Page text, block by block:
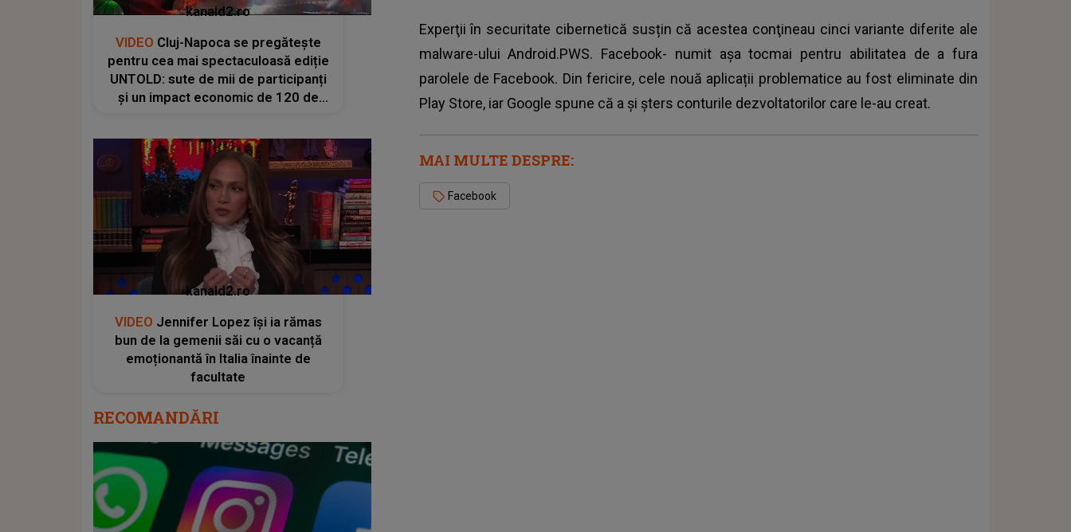
Experţii în securitate cibernetică susțin că acestea conţineau cinci variante diferite ale
malware-ului Android.PWS. Facebook- numit aşa tocmai pentru abilitatea de a fura
parolele de Facebook. Din fericire, cele nouă aplicații problematice au fost eliminate din
Play Store, iar Google spune că a şi şters conturile dezvoltatorilor care le-au creat.
MAI MULTE DESPRE:
Facebook
kanald2.ro
VIDEO Cluj-Napoca se pregătește
pentru cea mai spectaculoasă ediție
UNTOLD: sute de mii de participanți
și un impact economic de 120 de
kanald2.ro
VIDEO Jennifer Lopez își ia rămas
bun de la gemenii săi cu o vacanță
emoționantă în Italia înainte de
facultate
RECOMANDĂRI